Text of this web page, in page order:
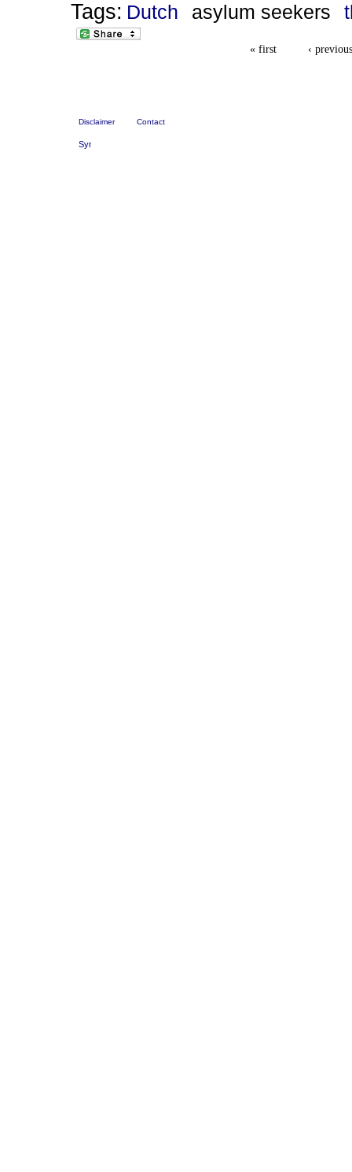
Tags: Dutch asylum seekers
« first ‹ previous
Disclaimer Contact